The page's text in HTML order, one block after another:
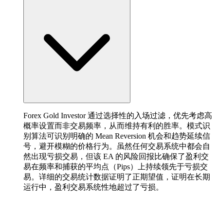
Forex Gold Investor 通过选择性的入场过滤，优先考虑高
概率设置而非交易频率，从而维持有利的胜率。模式识
别算法可识别明确的 Mean Reversion 机会和趋势延续信
号，避开模糊的价格行为。虽然任何交易系统中都会自
然出现亏损交易，但该 EA 的风险回报比确保了盈利交
易在频率和捕获的平均点（Pips）上持续领先于亏损交
易。详细的交易统计数据证明了正期望值，证明在长期
运行中，盈利交易系统性地超过了亏损。